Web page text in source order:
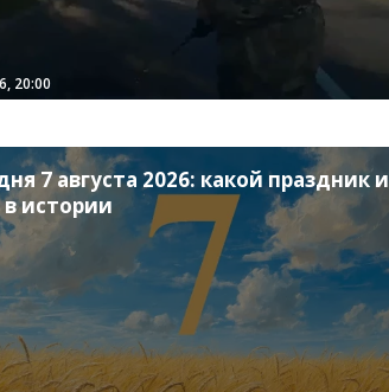
20:00
7 августа 2026: какой праздник и
истории